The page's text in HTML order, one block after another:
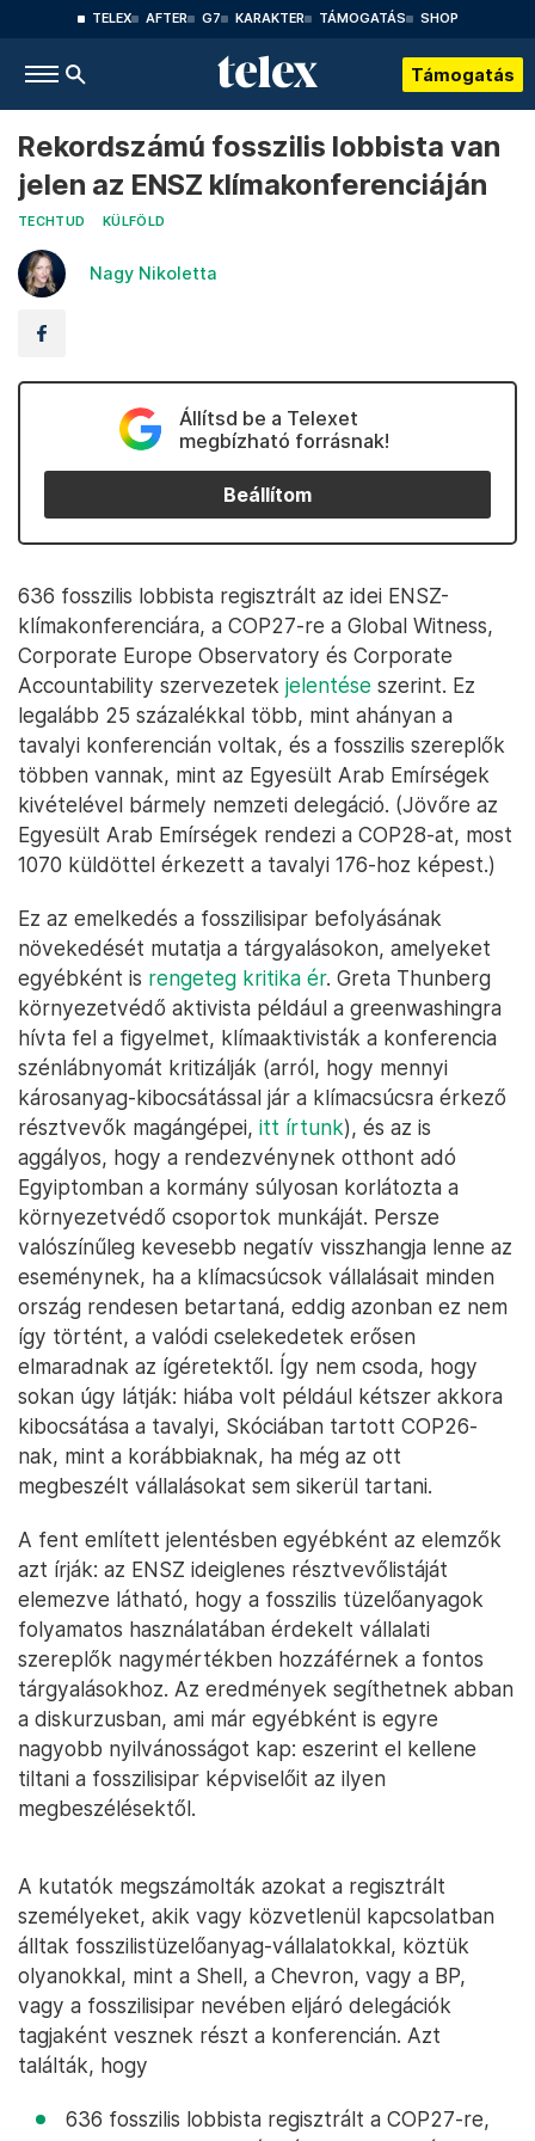
TELEX AFTER G7 KARAKTER TÁMOGATÁS SHOP
Támogatás
Rekordszámú fosszilis lobbista van
jelen az ENSZ klímakonferenciáján
TECHTUD KÜLFÖLD
Nagy Nikoletta
Állítsd be a Telexet
megbízható forrásnak!
Beállítom
636 fosszilis lobbista regisztrált az idei ENSZ-
klímakonferenciára, a COP27-re a Global Witness,
Corporate Europe Observatory és Corporate
Accountability szervezetek jelentése szerint. Ez
legalább 25 százalékkal több, mint ahányan a
tavalyi konferencián voltak, és a fosszilis szereplők
többen vannak, mint az Egyesült Arab Emírségek
kivételével bármely nemzeti delegáció. (Jövőre az
Egyesült Arab Emírségek rendezi a COP28-at, most
1070 küldöttel érkezett a tavalyi 176-hoz képest.)
Ez az emelkedés a fosszilisipar befolyásának
növekedését mutatja a tárgyalásokon, amelyeket
egyébként is rengeteg kritika ér. Greta Thunberg
környezetvédő aktivista például a greenwashingra
hívta fel a figyelmet, klímaaktivisták a konferencia
szénlábnyomát kritizálják (arról, hogy mennyi
károsanyag-kibocsátással jár a klímacsúcsra érkező
résztvevők magángépei, itt írtunk), és az is
aggályos, hogy a rendezvénynek otthont adó
Egyiptomban a kormány súlyosan korlátozta a
környezetvédő csoportok munkáját. Persze
valószínűleg kevesebb negatív visszhangja lenne az
eseménynek, ha a klímacsúcsok vállalásait minden
ország rendesen betartaná, eddig azonban ez nem
így történt, a valódi cselekedetek erősen
elmaradnak az ígéretektől. Így nem csoda, hogy
sokan úgy látják: hiába volt például kétszer akkora
kibocsátása a tavalyi, Skóciában tartott COP26-
nak, mint a korábbiaknak, ha még az ott
megbeszélt vállalásokat sem sikerül tartani.
A fent említett jelentésben egyébként az elemzők
azt írják: az ENSZ ideiglenes résztvevőlistáját
elemezve látható, hogy a fosszilis tüzelőanyagok
folyamatos használatában érdekelt vállalati
szereplők nagymértékben hozzáférnek a fontos
tárgyalásokhoz. Az eredmények segíthetnek abban
a diskurzusban, ami már egyébként is egyre
nagyobb nyilvánosságot kap: eszerint el kellene
tiltani a fosszilisipar képviselőit az ilyen
megbeszélésektől.
A kutatók megszámolták azokat a regisztrált
személyeket, akik vagy közvetlenül kapcsolatban
álltak fosszilistüzelőanyag-vállalatokkal, köztük
olyanokkal, mint a Shell, a Chevron, vagy a BP,
vagy a fosszilisipar nevében eljáró delegációk
tagjaként vesznek részt a konferencián. Azt
találták, hogy
636 fosszilis lobbista regisztrált a COP27-re,